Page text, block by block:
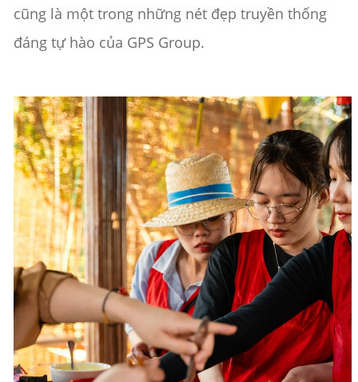
cũng là một trong những nét đẹp truyền thống
đáng tự hào của GPS Group.